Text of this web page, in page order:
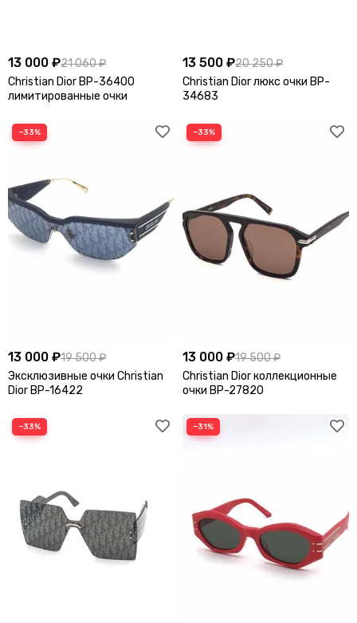
13 000 ₽21 060 ₽
Christian Dior BP-36400
лимитированные очки
13 500 ₽20 250 ₽
Christian Dior люкс очки BP-
34683
−33%
13 000 ₽19 500 ₽
Эксклюзивные очки Christian
Dior BP-16422
−33%
13 000 ₽19 500 ₽
Christian Dior коллекционные
очки BP-27820
−33% −31%